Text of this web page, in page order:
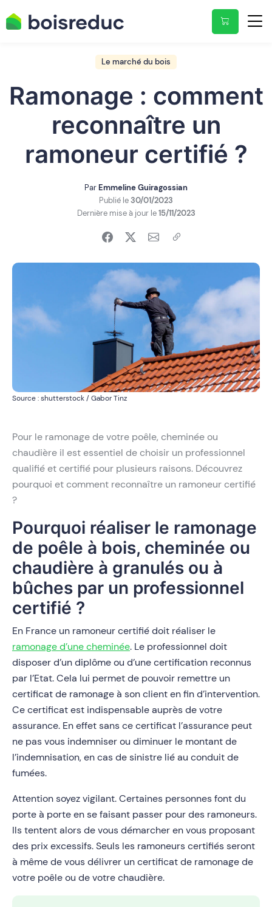
Le marché du bois
Ramonage : comment
reconnaître un
ramoneur certifié ?
ParEmmeline Guiragossian
Publié le30/01/2023
Dernière mise à jour le15/11/2023
Source : shutterstock / Gabor Tinz
Pour le ramonage de votre poêle, cheminée ou
chaudière il est essentiel de choisir un professionnel
qualifié et certifié pour plusieurs raisons. Découvrez
pourquoi et comment reconnaître un ramoneur certifié
?
Pourquoi réaliser le ramonage
de poêle à bois, cheminée ou
chaudière à granulés ou à
bûches par un professionnel
certifié ?
En France un ramoneur certifié doit réaliser le
ramonage d’une cheminée. Le professionnel doit
disposer d’un diplôme ou d’une certification reconnus
par l’Etat. Cela lui permet de pouvoir remettre un
certificat de ramonage à son client en fin d’intervention.
Ce certificat est indispensable auprès de votre
assurance. En effet sans ce certificat l’assurance peut
ne pas vous indemniser ou diminuer le montant de
l’indemnisation, en cas de sinistre lié au conduit de
fumées.
Attention soyez vigilant. Certaines personnes font du
porte à porte en se faisant passer pour des ramoneurs.
Ils tentent alors de vous démarcher en vous proposant
des prix excessifs. Seuls les ramoneurs certifiés seront
à même de vous délivrer un certificat de ramonage de
votre poêle ou de votre chaudière.